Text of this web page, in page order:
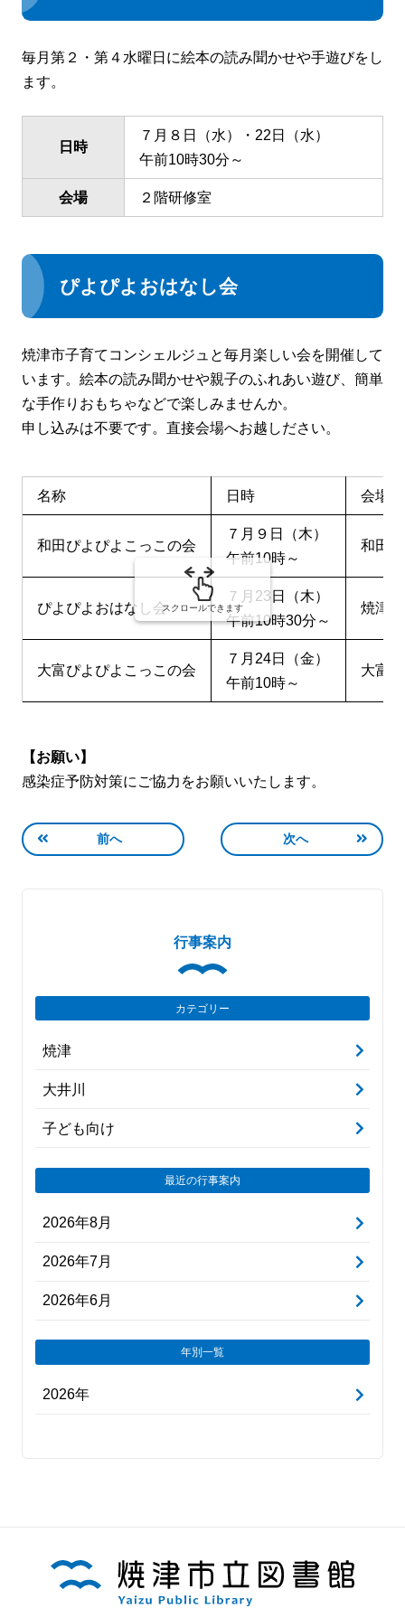
毎月第２・第４水曜日に絵本の読み聞かせや手遊びをし
ます。
日時
７月８日（水）・22日（水）
午前10時30分～
会場 ２階研修室
ぴよぴよおはなし会
焼津市子育てコンシェルジュと毎月楽しい会を開催して
います。絵本の読み聞かせや親子のふれあい遊び、簡単
な手作りおもちゃなどで楽しみませんか。
申し込みは不要です。直接会場へお越しださい。
名称 日時 会場
和田ぴよぴよこっこの会
７月９日（木）
午前10時～
和田
ぴよぴよおはなし会
７月23日（木）
午前10時30分～
焼津
大富ぴよぴよこっこの会
７月24日（金）
午前10時～
大富
スクロールできます
【お願い】
感染症予防対策にご協力をお願いいたします。
前へ 次へ
行事案内
カテゴリー
焼津
大井川
子ども向け
最近の行事案内
2026年8月
2026年7月
2026年6月
年別一覧
2026年